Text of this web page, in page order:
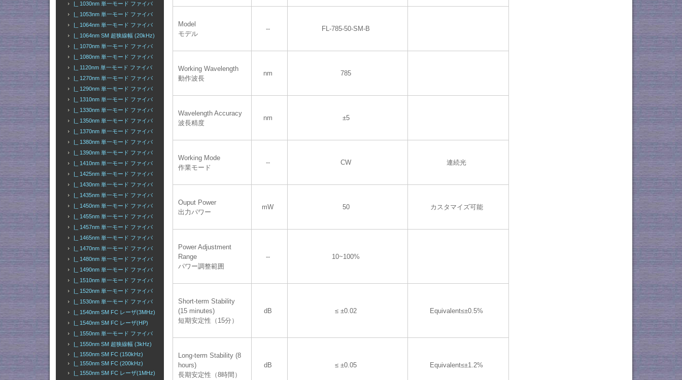
|_ 1030nm 単一モード ファイバ
|_ 1053nm 単一モード ファイバ
|_ 1064nm 単一モード ファイバ
|_ 1064nm SM 超狭線幅 (20kHz)
|_ 1070nm 単一モード ファイバ
|_ 1080nm 単一モード ファイバ
|_ 1120nm 単一モード ファイバ
|_ 1270nm 単一モード ファイバ
|_ 1290nm 単一モード ファイバ
|_ 1310nm 単一モード ファイバ
|_ 1330nm 単一モード ファイバ
|_ 1350nm 単一モード ファイバ
|_ 1370nm 単一モード ファイバ
|_ 1380nm 単一モード ファイバ
|_ 1390nm 単一モード ファイバ
|_ 1410nm 単一モード ファイバ
|_ 1425nm 単一モード ファイバ
|_ 1430nm 単一モード ファイバ
|_ 1435nm 単一モード ファイバ
|_ 1450nm 単一モード ファイバ
|_ 1455nm 単一モード ファイバ
|_ 1457nm 単一モード ファイバ
|_ 1465nm 単一モード ファイバ
|_ 1470nm 単一モード ファイバ
|_ 1480nm 単一モード ファイバ
|_ 1490nm 単一モード ファイバ
|_ 1510nm 単一モード ファイバ
|_ 1520nm 単一モード ファイバ
|_ 1530nm 単一モード ファイバ
|_ 1540nm SM FC レーザ(3MHz)
|_ 1540nm SM FC レーザ(HP)
|_ 1550nm 単一モード ファイバ
|_ 1550nm SM 超狭線幅 (3kHz)
|_ 1550nm SM FC (150kHz)
|_ 1550nm SM FC (200kHz)
|_ 1550nm SM FC レーザ(1MHz)
Model
モデル
-- FL-785-50-SM-B
Working Wavelength
動作波長
nm 785
Wavelength Accuracy
波長精度
nm ±5
Working Mode
作業モード
-- CW 連続光
Ouput Power
出力パワー
mW 50 カスタマイズ可能
Power Adjustment
Range
パワー調整範囲
-- 10~100%
Short-term Stability
(15 minutes)
短期安定性（15分）
dB ≤ ±0.02 Equivalent≤±0.5%
Long-term Stability (8
hours)
長期安定性（8時間）
dB ≤ ±0.05 Equivalent≤±1.2%